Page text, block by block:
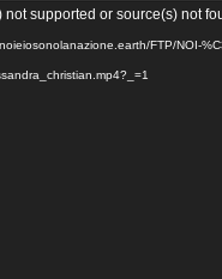
not supported or source(s) not
FTP/NOI-